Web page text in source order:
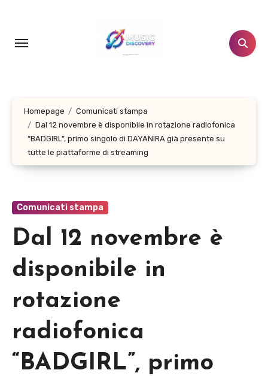
contenuto
Homepage
Comunicati stampa
Dal 12 novembre è disponibile in rotazione radiofonica
“BADGIRL”, primo singolo di DAYANIRA già presente su
tutte le piattaforme di streaming
Comunicati stampa
Dal 12 novembre è
disponibile in
rotazione
radiofonica
“BADGIRL”, primo